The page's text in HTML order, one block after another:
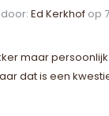
Ed Kerkhof op
maar
dat is een